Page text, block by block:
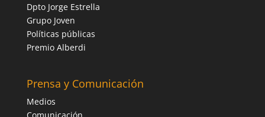
Dpto Jorge Estrella
Grupo Joven
Políticas públicas
Premio Alberdi
Prensa y Comunicación
Medios